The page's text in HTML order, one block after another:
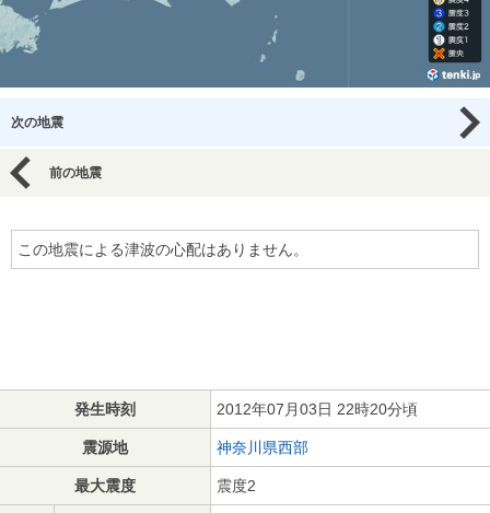
次の地震
前の地震
この地震による津波の心配はありません。
発生時刻 2012年07月03日 22時20分頃
震源地 神奈川県西部
最大震度 震度2